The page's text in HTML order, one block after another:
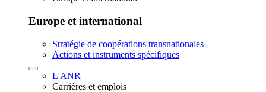
Europe et international
Stratégie de coopérations transnationales
Actions et instruments spécifiques
L'ANR
Carrières et emplois